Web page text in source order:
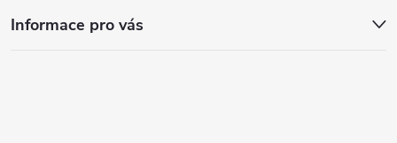
Informace pro vás